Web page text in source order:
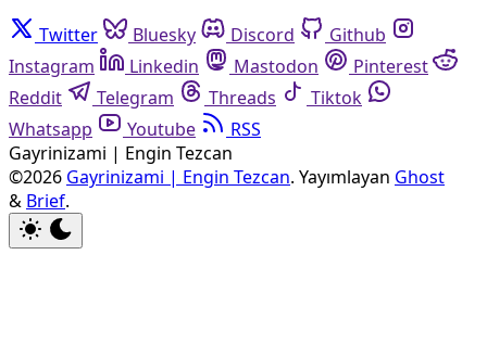
Twitter Bluesky Discord
Github
Instagram
Linkedin Mastodon
Pinterest
Reddit
Telegram Threads
Tiktok
Whatsapp
Youtube
RSS
Gayrinizami | Engin Tezcan
©2026 Gayrinizami | Engin Tezcan. Yayımlayan Ghost
& Brief.